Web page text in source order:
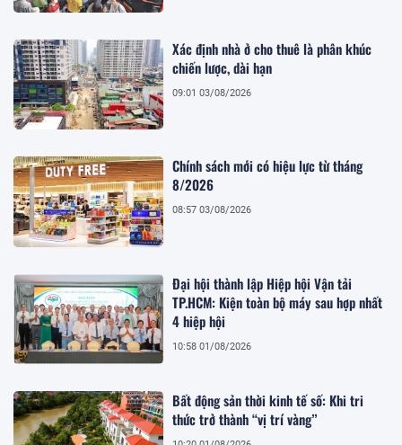
Xác định nhà ở cho thuê là phân khúc
chiến lược, dài hạn
09:01 03/08/2026
Chính sách mới có hiệu lực từ tháng
8/2026
08:57 03/08/2026
Đại hội thành lập Hiệp hội Vận tải
TP.HCM: Kiện toàn bộ máy sau hợp nhất
4 hiệp hội
10:58 01/08/2026
Bất động sản thời kinh tế số: Khi tri
thức trở thành “vị trí vàng”